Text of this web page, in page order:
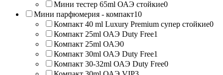
Мини тестер 65ml ОАЭ стойкие0
Мини парфюмерия - компакт10
Компакт 40 ml Luxury Premium супер стойкие0
Компакт 25ml ОАЭ Duty Free1
Компакт 25ml ОАЭ0
Компакт 30ml ОАЭ Duty Free1
Компакт 30-32ml ОАЭ Duty Free0